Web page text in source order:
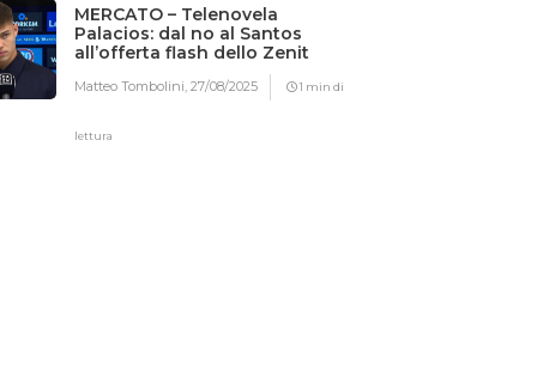
MERCATO – Telenovela
Palacios: dal no al Santos
all’offerta flash dello Zenit
Matteo Tombolini,27/08/2025 1 min di
lettura